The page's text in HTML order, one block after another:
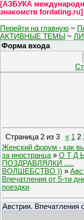
[АЗБУКА
знакомств fordating.ru]
Перейти на главную ~
АКТИВНЫЕ ТЕМЫ ~
Форма входа
Страница2 из 3 « 1 2
Женский форум - как
за иностранца » О Т Д
ПОЗДРАВЛЯЛКИ .....
ВОЛШЕБСТВО )) »
Впечатления от 5-ти
поездки
Австрия. Впечатления